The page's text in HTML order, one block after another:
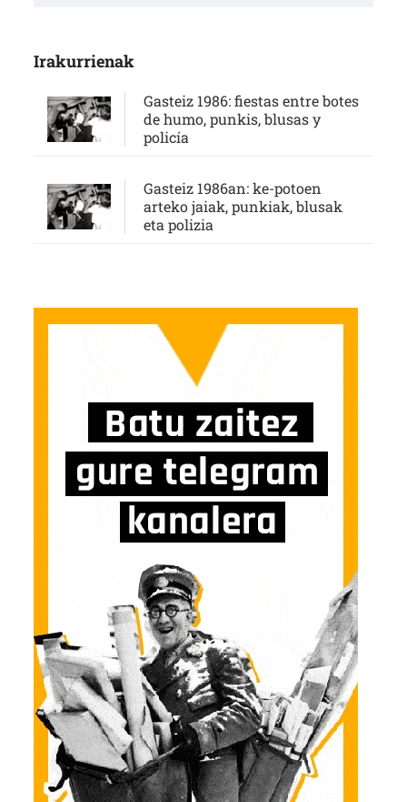
Irakurrienak
Gasteiz 1986: fiestas entre botes
de humo, punkis, blusas y
policía
Gasteiz 1986an: ke-potoen
arteko jaiak, punkiak, blusak
eta polizia